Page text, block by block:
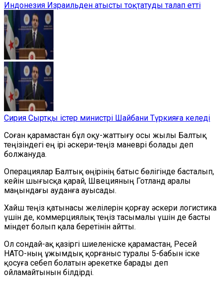
Индонезия Израильден атысты тоқтатуды талап етті
Сирия Сыртқы істер министрі Шайбани Түркияға келеді
Соған қарамастан бұл оқу-жаттығу осы жылы Балтық
теңізіндегі ең ірі әскери-теңіз маневрі болады деп
болжануда.
Операциялар Балтық өңірінің батыс бөлігінде басталып,
кейін шығысқа қарай, Швецияның Готланд аралы
маңындағы ауданға ауысады.
Хайш теңіз қатынасы желілерін қорғау әскери логистика
үшін де, коммерциялық теңіз тасымалы үшін де басты
міндет болып қала беретінін айтты.
Ол сондай-ақ қазіргі шиеленіске қарамастан, Ресей
НАТО-ның ұжымдық қорғаныс туралы 5-бабын іске
қосуға себеп болатын әрекетке барады деп
ойламайтынын білдірді.